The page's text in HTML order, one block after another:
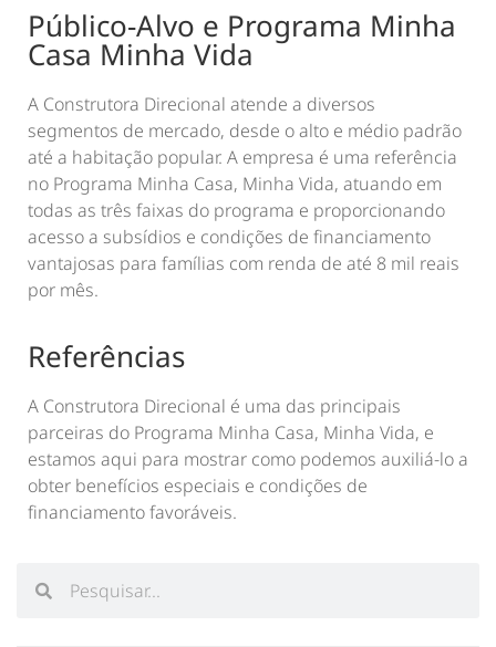
Público-Alvo e Programa Minha
Casa Minha Vida
A Construtora Direcional atende a diversos
segmentos de mercado, desde o alto e médio padrão
até a habitação popular. A empresa é uma referência
no Programa Minha Casa, Minha Vida, atuando em
todas as três faixas do programa e proporcionando
acesso a subsídios e condições de financiamento
vantajosas para famílias com renda de até 8 mil reais
por mês.
Referências
A Construtora Direcional é uma das principais
parceiras do Programa Minha Casa, Minha Vida, e
estamos aqui para mostrar como podemos auxiliá-lo a
obter benefícios especiais e condições de
financiamento favoráveis.